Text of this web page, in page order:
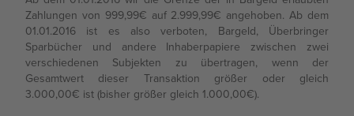
Rundschreiben
Presse
Zahlungen von 999,99€ auf 2.999,99€ angehoben. Ab dem
01.01.2016 ist es also verboten, Bargeld, Überbringer
Sparbücher und andere Inhaberpapiere zwischen zwei
verschiedenen Subjekten zu übertragen, wenn der
Gesamtwert dieser Transaktion größer oder gleich
3.000,00€ ist (bisher größer gleich 1.000,00€).